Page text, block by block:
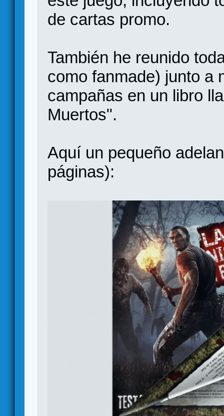
de cartas promo.
También he reunido
como fanmade) junto a
campañas en un libro
Muertos".
Aquí un pequeño
páginas):